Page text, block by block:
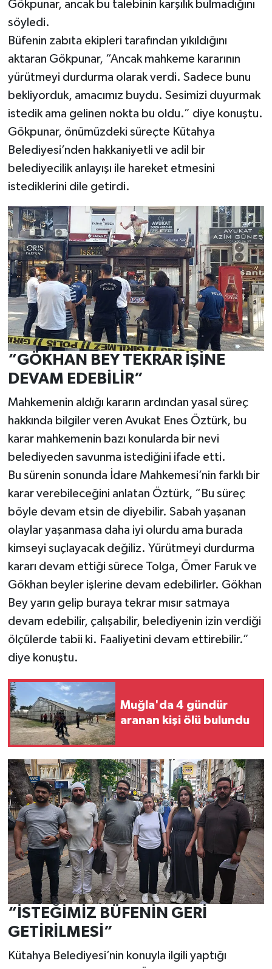
Gökpunar, ancak bu talebinin karşılık bulmadığını
söyledi.
Büfenin zabıta ekipleri tarafından yıkıldığını
aktaran Gökpunar, “Ancak mahkeme kararının
yürütmeyi durdurma olarak verdi. Sadece bunu
bekliyorduk, amacımız buydu. Sesimizi duyurmak
istedik ama gelinen nokta bu oldu.” diye konuştu.
Gökpunar, önümüzdeki süreçte Kütahya
Belediyesi’nden hakkaniyetli ve adil bir
belediyecilik anlayışı ile hareket etmesini
istediklerini dile getirdi.
“GÖKHAN BEY TEKRAR İŞİNE
DEVAM EDEBİLİR”
Mahkemenin aldığı kararın ardından yasal süreç
hakkında bilgiler veren Avukat Enes Öztürk, bu
karar mahkemenin bazı konularda bir nevi
belediyeden savunma istediğini ifade etti.
Bu sürenin sonunda İdare Mahkemesi’nin farklı bir
karar verebileceğini anlatan Öztürk, “Bu süreç
böyle devam etsin de diyebilir. Sabah yaşanan
olaylar yaşanmasa daha iyi olurdu ama burada
kimseyi suçlayacak değiliz. Yürütmeyi durdurma
kararı devam ettiği sürece Tolga, Ömer Faruk ve
Gökhan beyler işlerine devam edebilirler. Gökhan
Bey yarın gelip buraya tekrar mısır satmaya
devam edebilir, çalışabilir, belediyenin izin verdiği
ölçülerde tabii ki. Faaliyetini devam ettirebilir.”
diye konuştu.
Muğla'da 4 gündür
aranan kişi ölü bulundu
“İSTEĞİMİZ BÜFENİN GERİ
GETİRİLMESİ”
Kütahya Belediyesi’nin konuyla ilgili yaptığı